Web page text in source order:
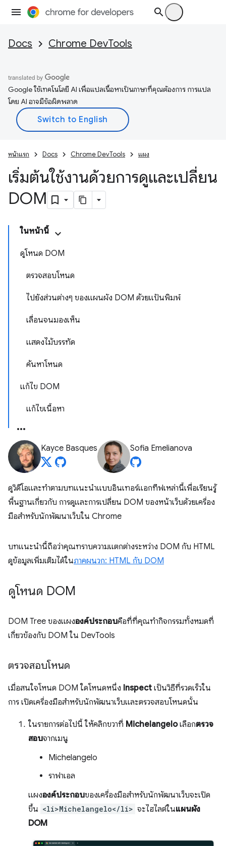
Docs Chrome DevTools
Google ใช้เทคโนโลยี AI เพื่อแปลเนื้อหาเป็นภาษาที่คุณต้องการ การแปล
โดย AI อาจมีข้อผิดพลาด
หน้าแรก Docs Chrome DevTools แผง
เริ่มต้นใช้งานด้วยการดูและเปลี่ยน
DOM
ในหน้านี้
ดูโหนด DOM
ตรวจสอบโหนด
ไปยังส่วนต่างๆ ของแผนผัง DOM ด้วยแป้นพิมพ์
เลื่อนจนมองเห็น
แสดงไม้บรรทัด
ค้นหาโหนด
แก้ไข DOM
แก้ไขเนื้อหา
Kayce Basques Sofia Emelianova
ดูวิดีโอและทำตามบทแนะนำแบบอินเทอร์แอกทีฟเหล่านี้เพื่อเรียนรู้
พื้นฐานเกี่ยวกับ การดูและการเปลี่ยน DOM ของหน้าเว็บด้วยเครื่อง
มือสำหรับนักพัฒนาเว็บใน Chrome
บทแนะนำนี้ถือว่าคุณทราบความแตกต่างระหว่าง DOM กับ HTML
ดูข้อมูลเพิ่มเติมได้ในภาคผนวก: HTML กับ DOM
ดูโหนด DOM
DOM Tree ของแผงองค์ประกอบคือที่ที่คุณทำกิจกรรมทั้งหมดที่
เกี่ยวข้องกับ DOM ใน DevTools
ตรวจสอบโหนด
เมื่อสนใจโหนด DOM ใดโหนดหนึ่ง Inspect เป็นวิธีที่รวดเร็วใน
การ เปิดเครื่องมือสำหรับนักพัฒนาเว็บและตรวจสอบโหนดนั้น
ในรายการต่อไปนี้ ให้คลิกขวาที่ Michelangeloเลือกตรวจ
สอบจากเมนู
Michelangelo
ราฟาเอล
แผงองค์ประกอบของเครื่องมือสำหรับนักพัฒนาเว็บจะเปิด
ขึ้น <li>Michelangelo</li> จะไฮไลต์ในแผนผัง
DOM